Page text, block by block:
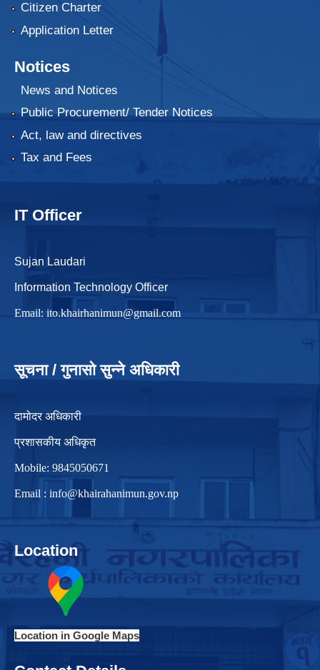
Citizen Charter
Application Letter
Notices
News and Notices
Public Procurement/ Tender Notices
Act, law and directives
Tax and Fees
IT Officer
Sujan Laudari
Information Technology Officer
Email: ito.khairhanimun@gmail.com
सूचना / गुनासो सुन्ने अधिकारी
दामोदर अधिकारी
प्रशासकीय अधिकृत
Mobile: 9845050671
Email : info@khairahanimun.gov.np
Location
Location in Google Maps